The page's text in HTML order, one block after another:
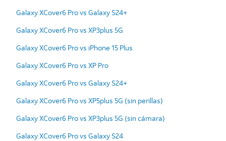
Galaxy XCover6 Pro vs Galaxy S24+
Galaxy XCover6 Pro vs XP3plus 5G
Galaxy XCover6 Pro vs iPhone 15 Plus
Galaxy XCover6 Pro vs XP Pro
Galaxy XCover6 Pro vs Galaxy S24+
Galaxy XCover6 Pro vs XP5plus 5G (sin perillas)
Galaxy XCover6 Pro vs XP3plus 5G (sin cámara)
Galaxy XCover6 Pro vs Galaxy S24